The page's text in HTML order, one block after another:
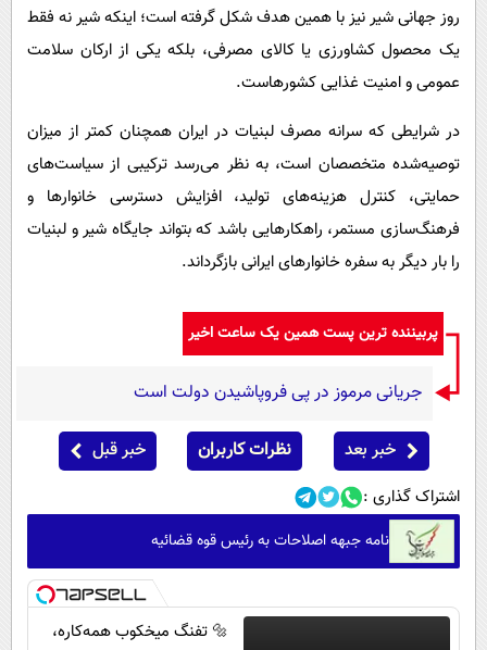
روز جهانی شیر نیز با همین هدف شکل گرفته است؛ اینکه شیر نه فقط
یک محصول کشاورزی یا کالای مصرفی، بلکه یکی از ارکان سلامت
عمومی و امنیت غذایی کشورهاست.
در شرایطی که سرانه مصرف لبنیات در ایران همچنان کمتر از میزان
توصیه‌شده متخصصان است، به نظر می‌رسد ترکیبی از سیاست‌های
حمایتی، کنترل هزینه‌های تولید، افزایش دسترسی خانوارها و
فرهنگ‌سازی مستمر، راهکارهایی باشد که بتواند جایگاه شیر و لبنیات
را بار دیگر به سفره خانوارهای ایرانی بازگرداند.
پربیننده ترین پست همین یک ساعت اخیر
جریانی مرموز در پی فروپاشیدن دولت است
خبر بعد نظرات کاربران خبر قبل
اشتراک گذاری :
نامه جبهه اصلاحات به رئیس قوه قضائیه
🔩 تفنگ میخکوب همه‌کاره،